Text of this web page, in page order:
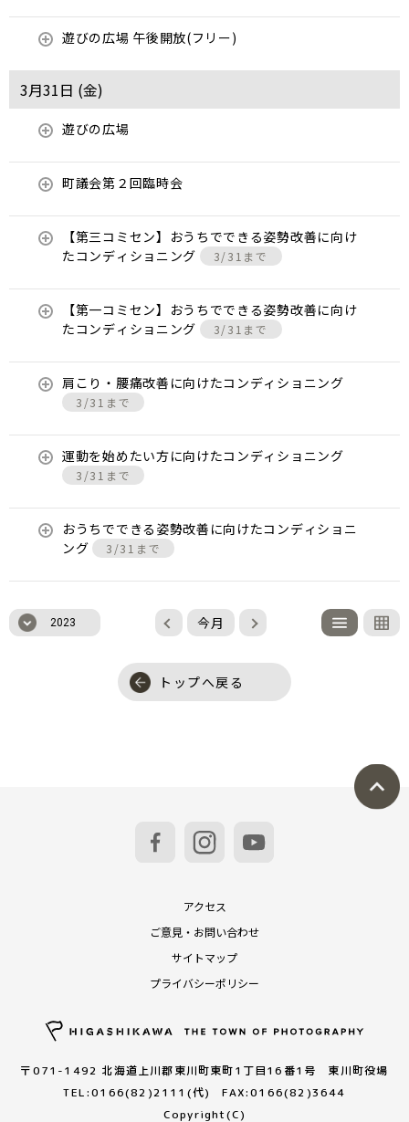
遊びの広場 午後開放(フリー)
3月31日 (金)
遊びの広場
町議会第２回臨時会
【第三コミセン】おうちでできる姿勢改善に向け
たコンディショニング
3/31まで
【第一コミセン】おうちでできる姿勢改善に向け
たコンディショニング
3/31まで
肩こり・腰痛改善に向けたコンディショニング
3/31まで
運動を始めたい方に向けたコンディショニング
3/31まで
おうちでできる姿勢改善に向けたコンディショニ
ング
3/31まで
2023 今月
トップへ戻る
アクセス
ご意見・お問い合わせ
サイトマップ
プライバシーポリシー
〒071-1492 北海道上川郡東川町東町1丁目16番1号 東川町役場
TEL:0166(82)2111(代) FAX:0166(82)3644
Copyright(C)